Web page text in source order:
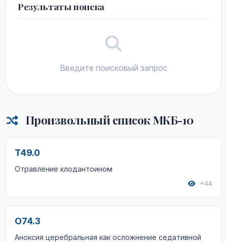
Результаты поиска
Введите поисковый запрос
Произвольный список МКБ-10
T49.0
Отравление клодантоином
+44
O74.3
Аноксия церебральная как осложнение седативной